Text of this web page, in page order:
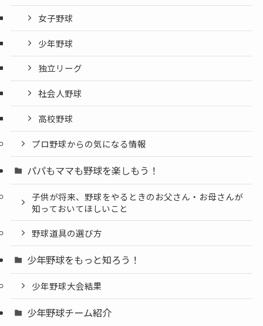
女子野球
少年野球
独立リーグ
社会人野球
高校野球
プロ野球からの気になる情報
パパもママも野球を楽しもう！
子供が将来、野球をやるときのお父さん・お母さんが
知っておいてほしいこと
野球道具の選び方
少年野球をもっと知ろう！
少年野球大会結果
少年野球チーム紹介